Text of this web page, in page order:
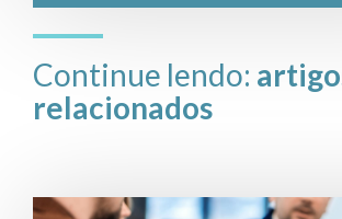
Continue lendo:
relacionados